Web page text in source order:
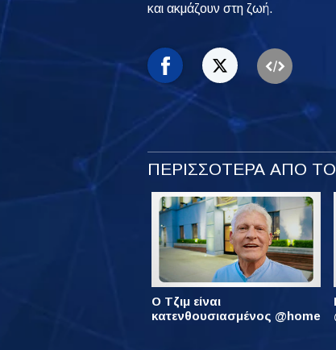
και ακμάζουν στη ζωή.
ΠΕΡΙΣΣΟΤΕΡΑ ΑΠΟ ΤΟ
Ο Τζιμ είναι
κατενθουσιασμένος @home